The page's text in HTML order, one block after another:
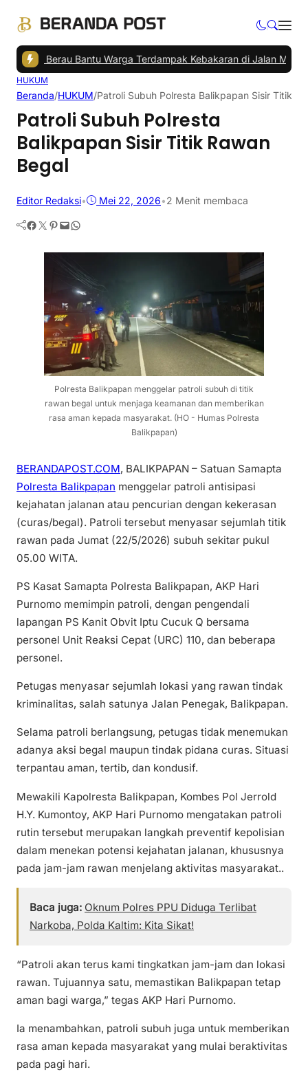
Berau Bantu Warga Terdampak Kebakaran di Jalan Milono|
HUKUM
Beranda/HUKUM/Patroli Subuh Polresta Balikpapan Sisir Titik
Patroli Subuh Polresta
Balikpapan Sisir Titik Rawan
Begal
Editor Redaksi• Mei 22, 2026•2 Menit membaca
Facebook Twitter Pinterest Mail WhatsApp
Polresta Balikpapan menggelar patroli subuh di titik
rawan begal untuk menjaga keamanan dan memberikan
rasa aman kepada masyarakat. (HO - Humas Polresta
Balikpapan)
BERANDAPOST.COM, BALIKPAPAN – Satuan Samapta
Polresta Balikpapan menggelar patroli antisipasi
kejahatan jalanan atau pencurian dengan kekerasan
(curas/begal). Patroli tersebut menyasar sejumlah titik
rawan pada Jumat (22/5/2026) subuh sekitar pukul
05.00 WITA.
PS Kasat Samapta Polresta Balikpapan, AKP Hari
Purnomo memimpin patroli, dengan pengendali
lapangan PS Kanit Obvit Iptu Cucuk Q bersama
personel Unit Reaksi Cepat (URC) 110, dan beberapa
personel.
Petugas menyasar sejumlah lokasi yang rawan tindak
kriminalitas, salah satunya Jalan Penegak, Balikpapan.
Selama patroli berlangsung, petugas tidak menemukan
adanya aksi begal maupun tindak pidana curas. Situasi
terpantau aman, tertib, dan kondusif.
Mewakili Kapolresta Balikpapan, Kombes Pol Jerrold
H.Y. Kumontoy, AKP Hari Purnomo mengatakan patroli
rutin tersebut merupakan langkah preventif kepolisian
dalam menekan potensi kejahatan jalanan, khususnya
pada jam-jam rawan menjelang aktivitas masyarakat..
Baca juga: Oknum Polres PPU Diduga Terlibat
Narkoba, Polda Kaltim: Kita Sikat!
“Patroli akan terus kami tingkatkan jam-jam dan lokasi
rawan. Tujuannya satu, memastikan Balikpapan tetap
aman bagi warga,” tegas AKP Hari Purnomo.
Ia menambahkan, patroli subuh juga untuk memberikan
rasa aman kepada masyarakat yang mulai beraktivitas
pada pagi hari.